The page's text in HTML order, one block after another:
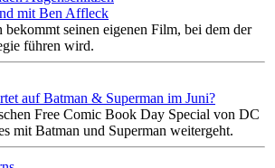
mit Ben Affleck
seinen eigenen Film, bei dem der
führen wird.
auf Batman & Superman im Juni?
Free Comic Book Day Special von DC
mit Batman und Superman weitergeht.